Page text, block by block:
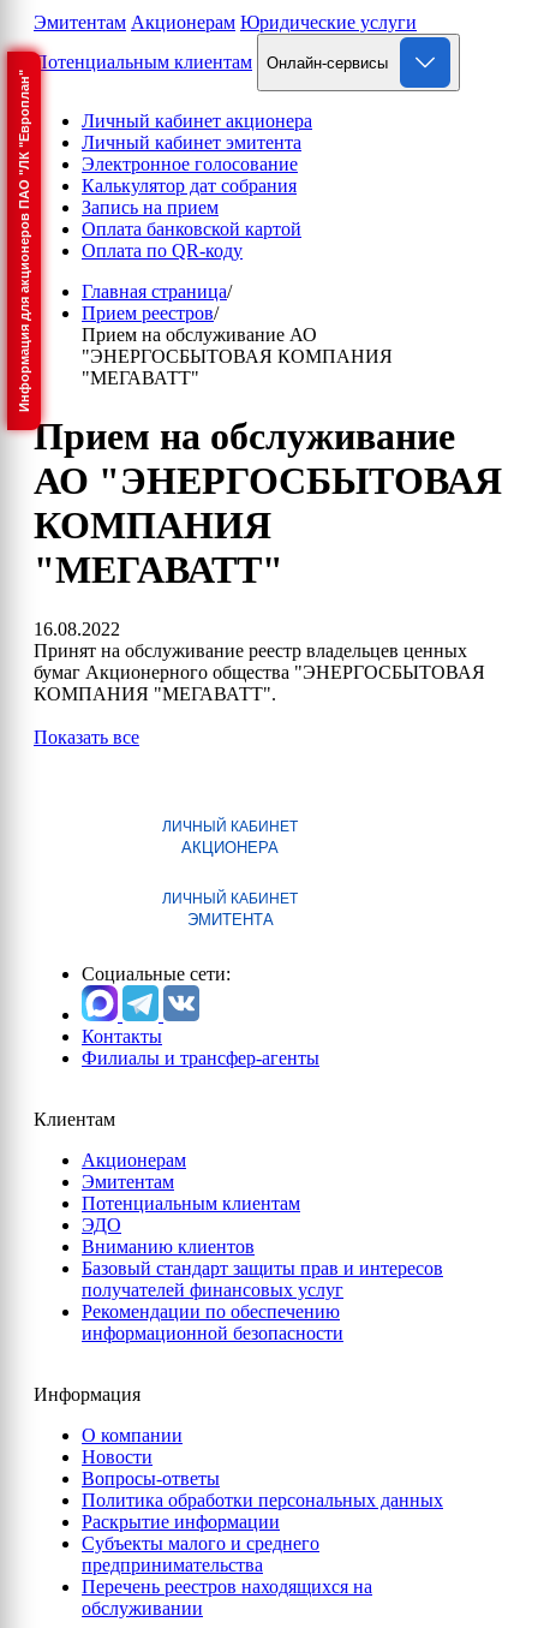
Информация для акционеров ПАО "ЛК "Европлан"
Эмитентам Акционерам Юридические услуги
Потенциальным клиентам
Онлайн-сервисы
Личный кабинет акционера
Личный кабинет эмитента
Электронное голосование
Калькулятор дат собрания
Запись на прием
Оплата банковской картой
Оплата по QR-коду
Главная страница/
Прием реестров/
Прием на обслуживание АО
"ЭНЕРГОСБЫТОВАЯ КОМПАНИЯ
"МЕГАВАТТ"
Прием на обслуживание
АО "ЭНЕРГОСБЫТОВАЯ
КОМПАНИЯ
"МЕГАВАТТ"
16.08.2022
Принят на обслуживание реестр владельцев ценных
бумаг Акционерного общества "ЭНЕРГОСБЫТОВАЯ
КОМПАНИЯ "МЕГАВАТТ".
Показать все
ЛИЧНЫЙ КАБИНЕТ
АКЦИОНЕРА
ЛИЧНЫЙ КАБИНЕТ
ЭМИТЕНТА
Социальные сети:
Контакты
Филиалы и трансфер-агенты
Клиентам
Акционерам
Эмитентам
Потенциальным клиентам
ЭДО
Вниманию клиентов
Базовый стандарт защиты прав и интересов
получателей финансовых услуг
Рекомендации по обеспечению
информационной безопасности
Информация
О компании
Новости
Вопросы-ответы
Политика обработки персональных данных
Раскрытие информации
Субъекты малого и среднего
предпринимательства
Перечень реестров находящихся на
обслуживании